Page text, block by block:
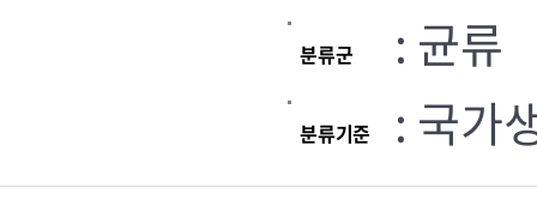
분류군 : 균류
분류기준 : 국가